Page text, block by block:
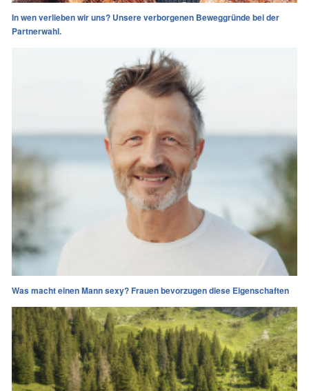
In wen verlieben wir uns? Unsere verborgenen Beweggründe bei der
Partnerwahl.
Was macht einen Mann sexy? Frauen bevorzugen diese Eigenschaften